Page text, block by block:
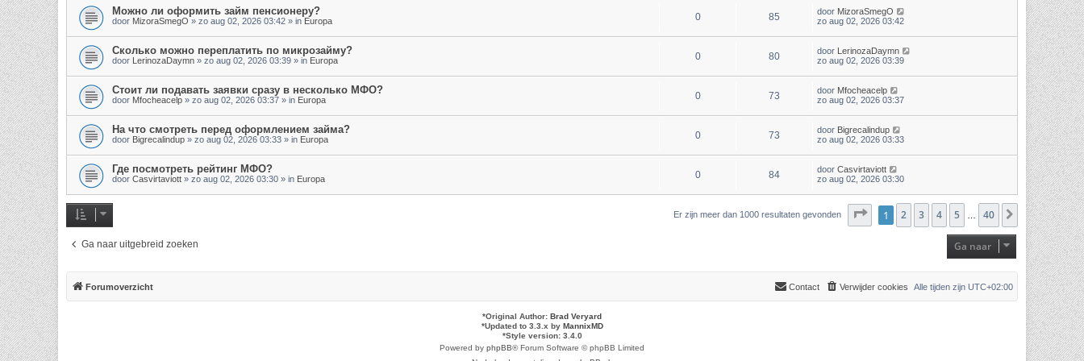
Можно ли оформить займ пенсионеру?
door MizoraSmegO » zo aug 02, 2026 03:42 » in Europa 0 85 door MizoraSmegO
zo aug 02, 2026 03:42
Сколько можно переплатить по микрозайму?
door LerinozaDaymn » zo aug 02, 2026 03:39 » in Europa 0 80 door LerinozaDaymn
zo aug 02, 2026 03:39
Стоит ли подавать заявки сразу в несколько МФО?
door Mfocheacelp » zo aug 02, 2026 03:37 » in Europa 0 73 door Mfocheacelp
zo aug 02, 2026 03:37
На что смотреть перед оформлением займа?
door Bigrecalindup » zo aug 02, 2026 03:33 » in Europa 0 73 door Bigrecalindup
zo aug 02, 2026 03:33
Где посмотреть рейтинг МФО?
door Casvirtaviott » zo aug 02, 2026 03:30 » in Europa 0 84 door Casvirtaviott
zo aug 02, 2026 03:30
Er zijn meer dan 1000 resultaten gevonden Pagina1 van 40
1 2 3 4 5 40 Volgende
Ga naar uitgebreid zoeken Ga naar
Forumoverzicht Alle tijden zijn UTC+02:00
Verwijder cookies
Contact
*Original Author: Brad Veryard
*Updated to 3.3.x by MannixMD
*Style version: 3.4.0
Powered by phpBB® Forum Software © phpBB Limited